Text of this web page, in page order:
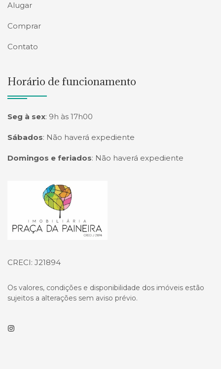
Alugar
Comprar
Contato
Horário de funcionamento
Seg à sex: 9h às 17h00
Sábados: Não haverá expediente
Domingos e feriados: Não haverá expediente
Página inicial
CRECI: J21894
Os valores, condições e disponibilidade dos imóveis estão
sujeitos a alterações sem aviso prévio.
Instagram